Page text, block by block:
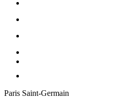
Paris Saint-Germain